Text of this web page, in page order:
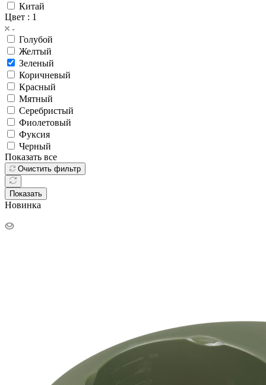
Китай
Цвет : 1
Голубой
Желтый
Зеленый
Коричневый
Красный
Мятный
Серебристый
Фиолетовый
Фуксия
Черный
Показать все
Очистить фильтр
Показать
Новинка